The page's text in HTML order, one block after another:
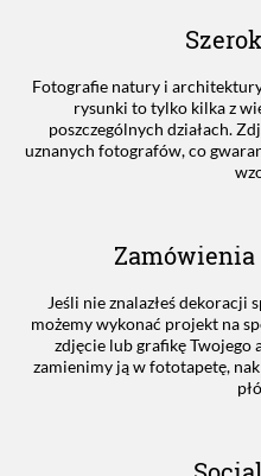
Fotografie natury i
rysunki to tylko kilka z
poszczególnych działach.
uznanych fotografów, co
Jeśli nie znalazłeś dekoracji
możemy wykonać projekt na
zdjęcie lub grafikę Twojego
zamienimy ją w fototapetę,